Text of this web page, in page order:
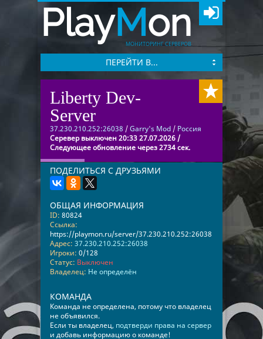
PlayMon
МОНИТОРИНГ СЕРВЕРОВ
ПЕРЕЙТИ В...
Liberty Dev-
Server
37.230.210.252:26038 /Garry's Mod / Россия
Серевер выключен 20:33 27.07.2026 /
Следующее обновление через 2734 сек.
ПОДЕЛИТЬСЯ С ДРУЗЬЯМИ
ОБЩАЯ ИНФОРМАЦИЯ
ID: 80824
Ссылка:
https://playmon.ru/server/37.230.210.252:26038
Адрес: 37.230.210.252:26038
Игроки: 0/128
Статус: Выключен
Владелец: Не определён
КОМАНДА
Команда не определена, потому что владелец
не объявился.
Если ты владелец, подтверди права на сервер
и добавь информацию о команде!